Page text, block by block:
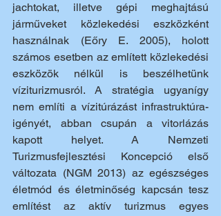
jachtokat, illetve gépi meghajtású
járműveket közlekedési eszközként
használnak (Eőry E. 2005), holott
számos esetben az említett közlekedési
eszközök nélkül is beszélhetünk
víziturizmusról. A stratégia ugyanígy
nem említi a vízitúrázást infrastruktúra-
igényét, abban csupán a vitorlázás
kapott helyet. A Nemzeti
Turizmusfejlesztési Koncepció első
változata (NGM 2013) az egészséges
életmód és életminőség kapcsán tesz
említést az aktív turizmus egyes